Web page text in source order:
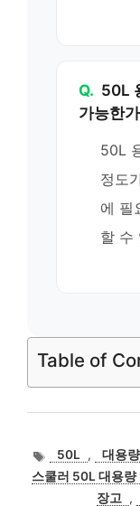
Q. 50L
가능한
50L
정도
에 필
할 수
Table of
태
그
50L , 대용량
스쿨러 50L 대용
장고
,